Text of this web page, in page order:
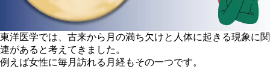
東洋医学では、古来から月の満ち欠けと人体に起きる現象に関
連があると考えてきました。
例えば女性に毎月訪れる月経もその一つです。